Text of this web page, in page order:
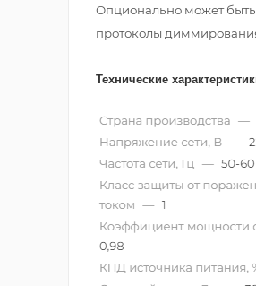
Опционально может
протоколы
Технические